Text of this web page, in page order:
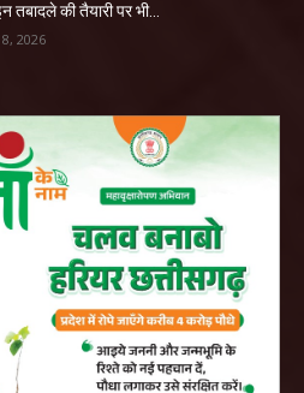
तबादले की तैयारी पर भी...
2026